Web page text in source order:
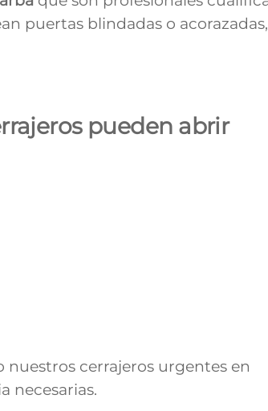
puertas blindadas o acorazadas,
pueden abrir
cerrajeros urgentes en
necesarias.